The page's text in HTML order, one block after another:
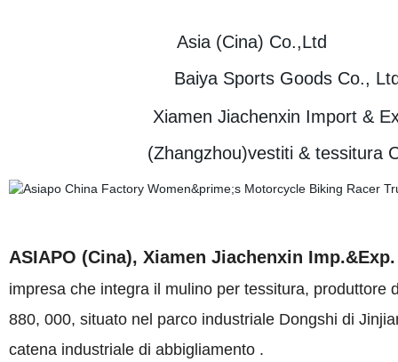
Asia (Cina) Co.,Ltd
Baiya Sports Goods Co.,
Xiamen Jiachenxin Import &
(Zhangzhou)vestiti & tessitura
ASIAPO (Cina), Xiamen Jiachenxin Imp.&Exp.
impresa che integra il mulino per tessitura,
880, 000, situato nel parco industriale Dongshi di
catena industriale di abbigliamento .